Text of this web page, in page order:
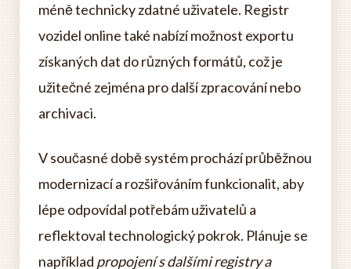
méně technicky zdatné uživatele. Registr
vozidel online také nabízí možnost exportu
získaných dat do různých formátů, což je
užitečné zejména pro další zpracování nebo
archivaci.
V současné době systém prochází průběžnou
modernizací a rozšiřováním funkcionalit, aby
lépe odpovídal potřebám uživatelů a
reflektoval technologický pokrok. Plánuje se
například propojení s dalšími registry a